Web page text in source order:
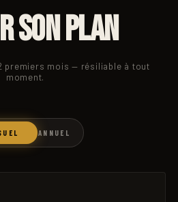
SON PLAN
premiers mois — résiliable à tout
moment.
ANNUEL